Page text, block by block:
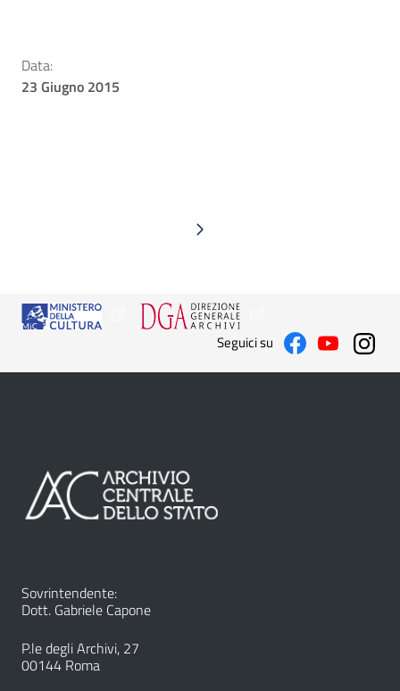
Data:
23 Giugno 2015
Seguici su
Sovrintendente:
Dott. Gabriele Capone
P.le degli Archivi, 27
00144 Roma